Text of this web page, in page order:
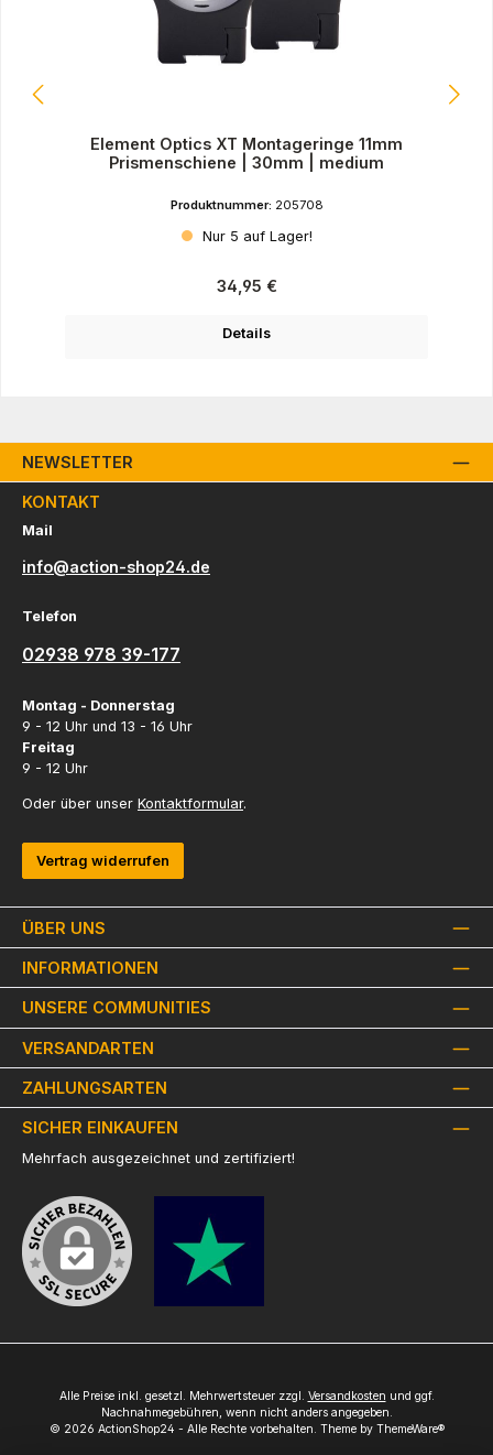
Element Optics XT Montageringe 11mm
Prismenschiene | 30mm | medium
Produktnummer: 205708
Nur 5 auf Lager!
Regulärer Preis:
34,95 €
Details
NEWSLETTER
ÜBER UNS
INFORMATIONEN
KONTAKT
Mail
info@action-shop24.de
Telefon
02938 978 39-177
Montag - Donnerstag
9 - 12 Uhr und 13 - 16 Uhr
Freitag
9 - 12 Uhr
Oder über unser Kontaktformular.
Vertrag widerrufen
UNSERE COMMUNITIES
VERSANDARTEN
ZAHLUNGSARTEN
SICHER EINKAUFEN
Mehrfach ausgezeichnet und zertifiziert!
Alle Preise inkl. gesetzl. Mehrwertsteuer zzgl. Versandkosten und ggf.
Nachnahmegebühren, wenn nicht anders angegeben.
© 2026 ActionShop24 - Alle Rechte vorbehalten. Theme by ThemeWare®